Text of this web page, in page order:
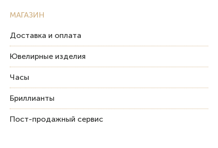
МАГАЗИН
Доставка и оплата
Ювелирные изделия
Часы
Бриллианты
Пост-продажный сервис